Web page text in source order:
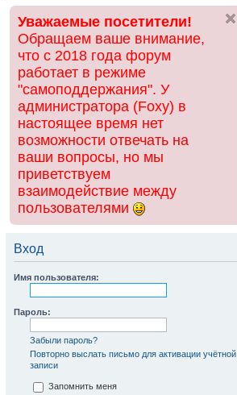
ск
Уважаемые посетители!
Обращаем ваше внимание,
что с 2018 года форум
работает в режиме
"самоподдержания". У
администратора (Foxy) в
настоящее время нет
возможности отвечать на
ваши вопросы, но мы
приветствуем
взаимодействие между
пользователями
Вход
Имя пользователя:
Пароль:
Забыли пароль?
Повторно выслать письмо для активации учётной
записи
Запомнить меня